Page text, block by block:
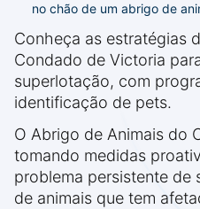
no chão de um abrigo de
Conheça as estratégias
Condado de Victoria
superlotação, com
identificação de pets.
O Abrigo de Animais do
tomando medidas
problema persistente de
de animais que tem